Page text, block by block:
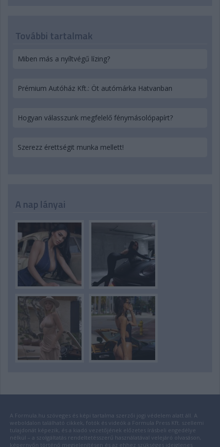
További tartalmak
Miben más a nyíltvégű lízing?
Prémium Autóház Kft.: Öt autómárka Hatvanban
Hogyan válasszunk megfelelő fénymásolópapírt?
Szerezz érettségit munka mellett!
A nap lányai
A Formula.hu szöveges és képi tartalma szerzői jogi védelem alatt áll. A
weboldalon található cikkek, fotók és videók a Formula Press Kft. szellemi
tulajdonát képezik, és a kiadó vezetőjének előzetes írásbeli engedélye
nélkül – a szolgáltatás rendeltetésszerű használatával velejáró olvasáson,
képernyőn történő megjelenítésen és az ehhez szükséges ideiglenes